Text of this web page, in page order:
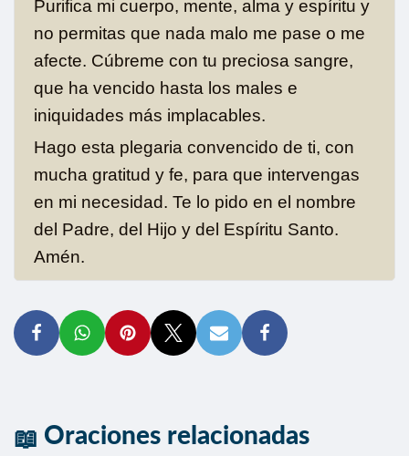
Purifica mi cuerpo, mente, alma y espíritu y
no permitas que nada malo me pase o me
afecte. Cúbreme con tu preciosa sangre,
que ha vencido hasta los males e
iniquidades más implacables.
Hago esta plegaria convencido de ti, con
mucha gratitud y fe, para que intervengas
en mi necesidad. Te lo pido en el nombre
del Padre, del Hijo y del Espíritu Santo.
Amén.
Oraciones relacionadas